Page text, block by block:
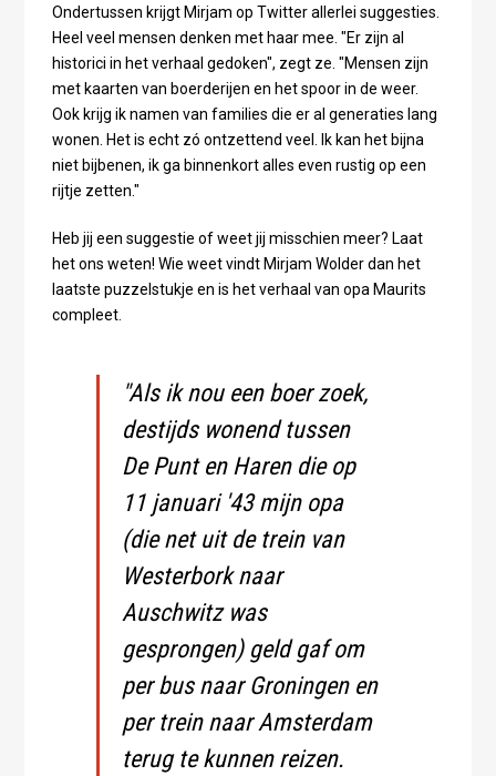
Ondertussen krijgt Mirjam op Twitter allerlei suggesties.
Heel veel mensen denken met haar mee. "Er zijn al
historici in het verhaal gedoken", zegt ze. "Mensen zijn
met kaarten van boerderijen en het spoor in de weer.
Ook krijg ik namen van families die er al generaties lang
wonen. Het is echt zó ontzettend veel. Ik kan het bijna
niet bijbenen, ik ga binnenkort alles even rustig op een
rijtje zetten."
Heb jij een suggestie of weet jij misschien meer? Laat
het ons weten! Wie weet vindt Mirjam Wolder dan het
laatste puzzelstukje en is het verhaal van opa Maurits
compleet.
"Als ik nou een boer zoek,
destijds wonend tussen
De Punt en Haren die op
11 januari '43 mijn opa
(die net uit de trein van
Westerbork naar
Auschwitz was
gesprongen) geld gaf om
per bus naar Groningen en
per trein naar Amsterdam
terug te kunnen reizen.